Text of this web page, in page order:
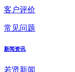
客户评价
常见问题
新闻资讯
若贤新闻